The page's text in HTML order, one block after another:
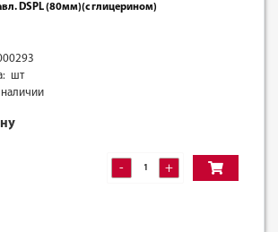
DSРL (80мм)(с глицерином)
шт
- +